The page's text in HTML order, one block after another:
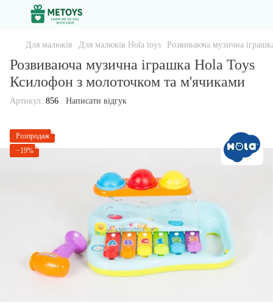
Для малюків Для малюків Hola toys Розвиваюча музична
Розвиваюча музична іграшка Hola Toys
Ксилофон з молоточком та м'ячиками
Артикул: 856 Написати відгук
Розпродаж
−19%